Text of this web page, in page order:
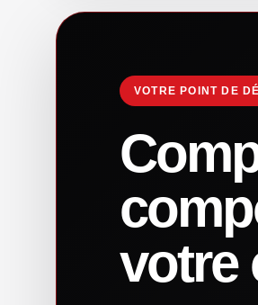
VOTRE POINT DE
votre